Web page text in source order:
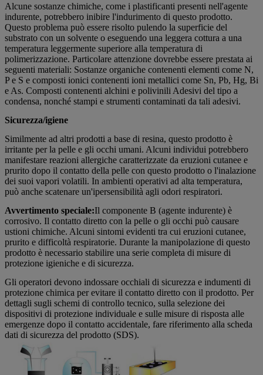
Alcune sostanze chimiche, come i plastificanti presenti nell'agente
indurente, potrebbero inibire l'indurimento di questo prodotto.
Questo problema può essere risolto pulendo la superficie del
substrato con un solvente o eseguendo una leggera cottura a una
temperatura leggermente superiore alla temperatura di
polimerizzazione. Particolare attenzione dovrebbe essere prestata ai
seguenti materiali: Sostanze organiche contenenti elementi come N,
P e S e composti ionici contenenti ioni metallici come Sn, Pb, Hg, Bi
e As. Composti contenenti alchini e polivinili Adesivi del tipo a
condensa, nonché stampi e strumenti contaminati da tali adesivi.
Sicurezza/igiene
Similmente ad altri prodotti a base di resina, questo prodotto è
irritante per la pelle e gli occhi umani. Alcuni individui potrebbero
manifestare reazioni allergiche caratterizzate da eruzioni cutanee e
prurito dopo il contatto della pelle con questo prodotto o l'inalazione
dei suoi vapori volatili. In ambienti operativi ad alta temperatura,
può anche scatenare un'ipersensibilità agli odori respiratori.
Avvertimento speciale:Il componente B (agente indurente) è
corrosivo. Il contatto diretto con la pelle o gli occhi può causare
ustioni chimiche. Alcuni sintomi evidenti tra cui eruzioni cutanee,
prurito e difficoltà respiratorie. Durante la manipolazione di questo
prodotto è necessario stabilire una serie completa di misure di
protezione igieniche e di sicurezza.
Gli operatori devono indossare occhiali di sicurezza e indumenti di
protezione chimica per evitare il contatto diretto con il prodotto. Per
dettagli sugli schemi di controllo tecnico, sulla selezione dei
dispositivi di protezione individuale e sulle misure di risposta alle
emergenze dopo il contatto accidentale, fare riferimento alla scheda
dati di sicurezza del prodotto (SDS).